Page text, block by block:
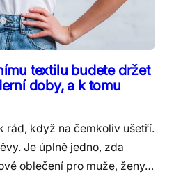
textilu budete držet
doby, a k tomu
rád, když na čemkoliv ušetří.
Je úplně jedno, zda
oblečení pro muže, ženy…